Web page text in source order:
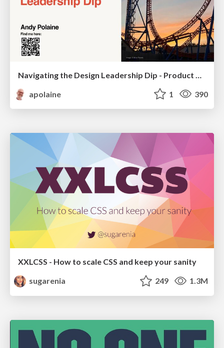
apolaine
1 390
XXLCSS - How to scale CSS and keep your sanity
sugarenia
249 1.3M